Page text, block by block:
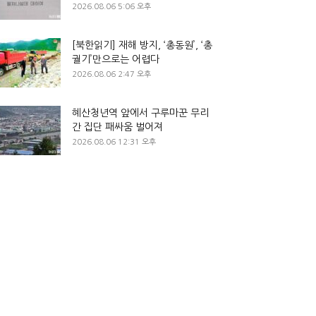
2026.08.06 5:06 오후
[북한읽기] 재해 방지, ‘총동원’, ‘총
궐기’만으로는 어렵다
2026.08.06 2:47 오후
혜산청년역 앞에서 구루마꾼 무리
간 집단 패싸움 벌어져
2026.08.06 12:31 오후